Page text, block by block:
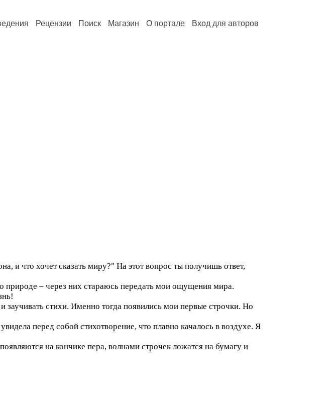
Рецензии Поиск Магазин О портале Вход для авторов
и что хочет сказать миру?" На этот вопрос ты получишь ответ,
природе – через них стараюсь передать мои ощущения мира.
стихи. Именно тогда появились мои первые строчки. Но
перед собой стихотворение, что плавно качалось в воздухе. Я
на кончике пера, волнами строчек ложатся на бумагу и